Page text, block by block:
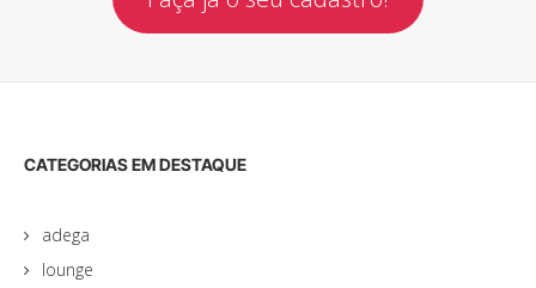
CATEGORIAS EM DESTAQUE
adega
lounge